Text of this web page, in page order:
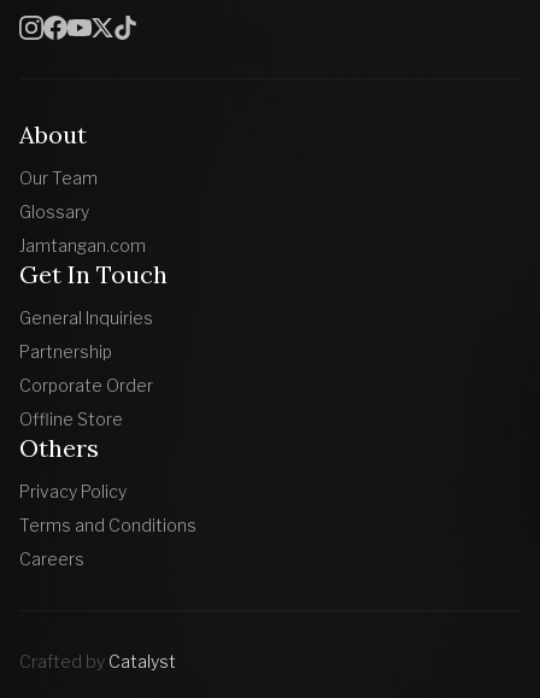
About
Our Team
Glossary
Jamtangan.com
Get In Touch
General Inquiries
Partnership
Corporate Order
Offline Store
Others
Privacy Policy
Terms and Conditions
Careers
Crafted by Catalyst